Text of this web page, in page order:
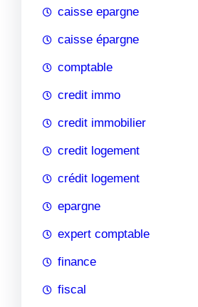
caisse epargne
caisse épargne
comptable
credit immo
credit immobilier
credit logement
crédit logement
epargne
expert comptable
finance
fiscal